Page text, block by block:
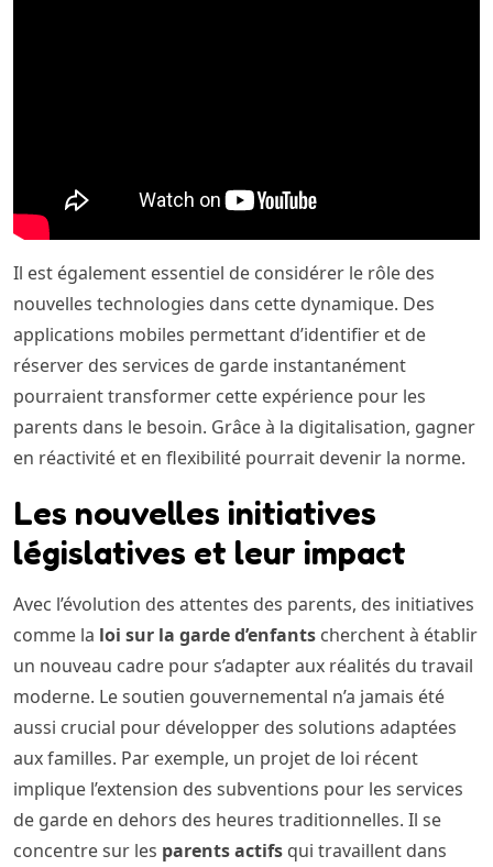
Il est également essentiel de considérer le rôle des
nouvelles technologies dans cette dynamique. Des
applications mobiles permettant d’identifier et de
réserver des services de garde instantanément
pourraient transformer cette expérience pour les
parents dans le besoin. Grâce à la digitalisation, gagner
en réactivité et en flexibilité pourrait devenir la norme.
Les nouvelles initiatives
législatives et leur impact
Avec l’évolution des attentes des parents, des initiatives
comme la loi sur la garde d’enfants cherchent à établir
un nouveau cadre pour s’adapter aux réalités du travail
moderne. Le soutien gouvernemental n’a jamais été
aussi crucial pour développer des solutions adaptées
aux familles. Par exemple, un projet de loi récent
implique l’extension des subventions pour les services
de garde en dehors des heures traditionnelles. Il se
concentre sur les parents actifs qui travaillent dans